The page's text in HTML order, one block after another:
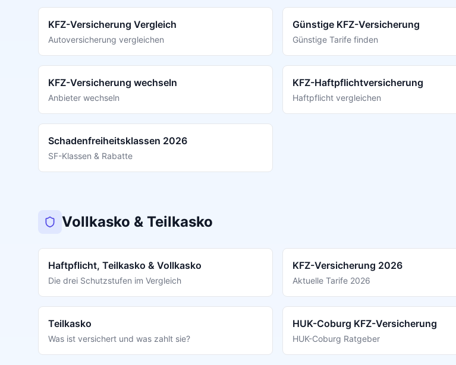
KFZ-Versicherung Vergleich
Autoversicherung vergleichen
Günstige KFZ-Versicherung
Günstige Tarife finden
KFZ-Versicherung wechseln
Anbieter wechseln
KFZ-Haftpflichtversicherung
Haftpflicht vergleichen
Schadenfreiheitsklassen 2026
SF-Klassen & Rabatte
Vollkasko & Teilkasko
Haftpflicht, Teilkasko & Vollkasko
Die drei Schutzstufen im Vergleich
KFZ-Versicherung 2026
Aktuelle Tarife 2026
Teilkasko
Was ist versichert und was zahlt sie?
HUK-Coburg KFZ-Versicherung
HUK-Coburg Ratgeber